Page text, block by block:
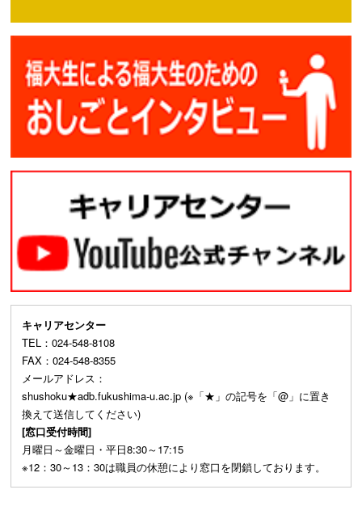
キャリアセンター
TEL：024-548-8108
FAX：024-548-8355
メールアドレス：
shushoku★adb.fukushima-u.ac.jp (※「★」の記号を「@」に置き
換えて送信してください)
[窓口受付時間]
月曜日～金曜日・平日8:30～17:15
※12：30～13：30は職員の休憩により窓口を閉鎖しております。